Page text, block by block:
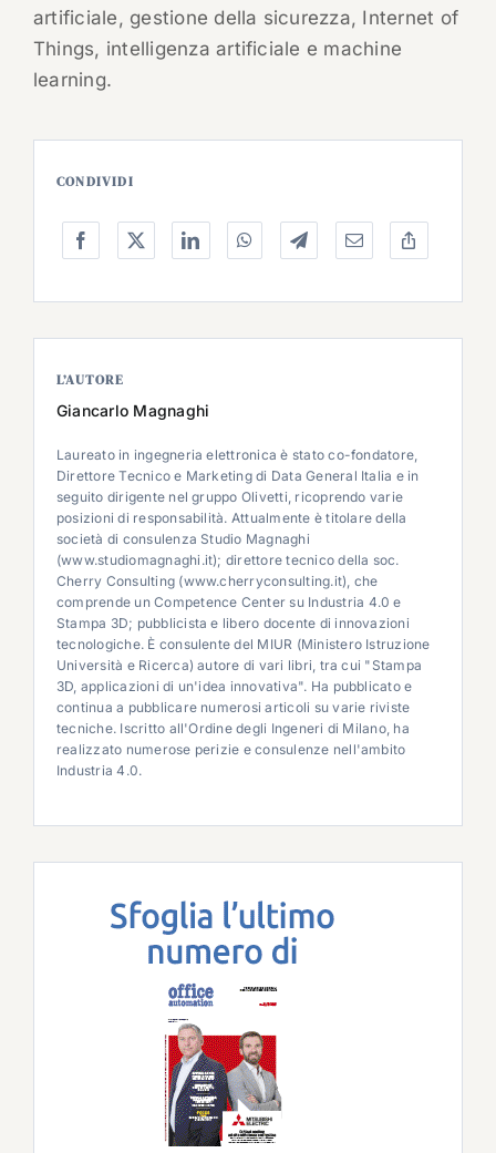
artificiale, gestione della sicurezza, Internet of
Things, intelligenza artificiale e machine
learning.
CONDIVIDI
L’AUTORE
Giancarlo Magnaghi
Laureato in ingegneria elettronica è stato co-fondatore,
Direttore Tecnico e Marketing di Data General Italia e in
seguito dirigente nel gruppo Olivetti, ricoprendo varie
posizioni di responsabilità. Attualmente è titolare della
società di consulenza Studio Magnaghi
(www.studiomagnaghi.it); direttore tecnico della soc.
Cherry Consulting (www.cherryconsulting.it), che
comprende un Competence Center su Industria 4.0 e
Stampa 3D; pubblicista e libero docente di innovazioni
tecnologiche. È consulente del MIUR (Ministero Istruzione
Università e Ricerca) autore di vari libri, tra cui "Stampa
3D, applicazioni di un'idea innovativa". Ha pubblicato e
continua a pubblicare numerosi articoli su varie riviste
tecniche. Iscritto all'Ordine degli Ingeneri di Milano, ha
realizzato numerose perizie e consulenze nell'ambito
Industria 4.0.